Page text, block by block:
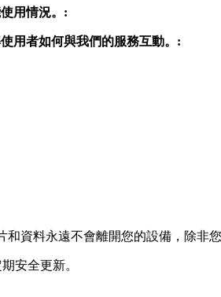
用情況。:
用者如何與我們的服務互動。:
資料永遠不會離開您的設備，除非
安全更新。